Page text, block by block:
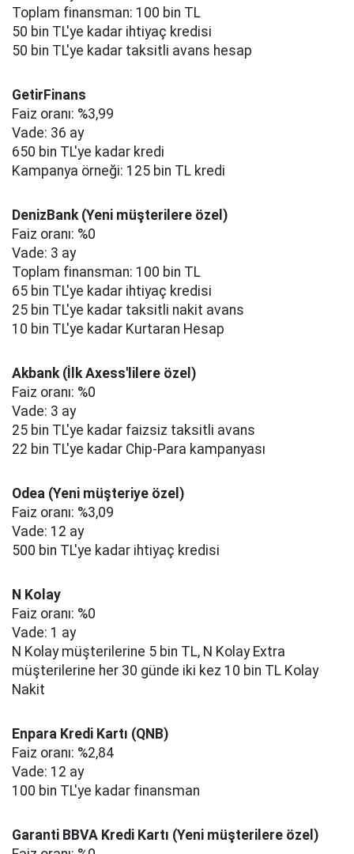
Toplam finansman: 100 bin TL
50 bin TL'ye kadar ihtiyaç kredisi
50 bin TL'ye kadar taksitli avans hesap
GetirFinans
Faiz oranı: %3,99
Vade: 36 ay
650 bin TL'ye kadar kredi
Kampanya örneği: 125 bin TL kredi
DenizBank (Yeni müşterilere özel)
Faiz oranı: %0
Vade: 3 ay
Toplam finansman: 100 bin TL
65 bin TL'ye kadar ihtiyaç kredisi
25 bin TL'ye kadar taksitli nakit avans
10 bin TL'ye kadar Kurtaran Hesap
Akbank (İlk Axess'lilere özel)
Faiz oranı: %0
Vade: 3 ay
25 bin TL'ye kadar faizsiz taksitli avans
22 bin TL'ye kadar Chip-Para kampanyası
Odea (Yeni müşteriye özel)
Faiz oranı: %3,09
Vade: 12 ay
500 bin TL'ye kadar ihtiyaç kredisi
N Kolay
Faiz oranı: %0
Vade: 1 ay
N Kolay müşterilerine 5 bin TL, N Kolay Extra
müşterilerine her 30 günde iki kez 10 bin TL Kolay
Nakit
Enpara Kredi Kartı (QNB)
Faiz oranı: %2,84
Vade: 12 ay
100 bin TL'ye kadar finansman
Garanti BBVA Kredi Kartı (Yeni müşterilere özel)